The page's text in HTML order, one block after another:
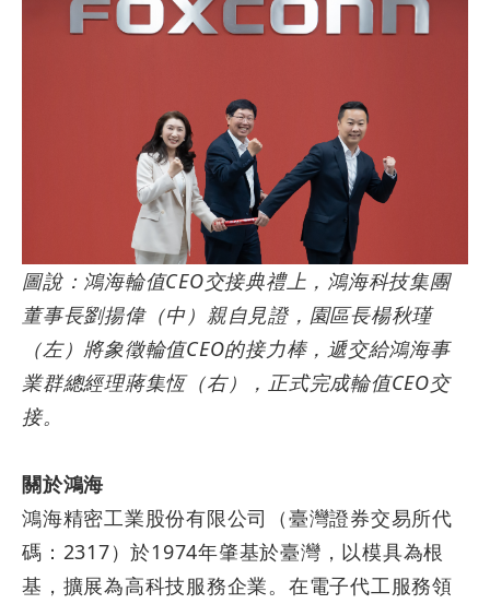
圖說：鴻海輪值CEO交接典禮上，鴻海科技集團
董事長劉揚偉（中）親自見證，園區長楊秋瑾
（左） 將象徵輪值CEO的接力棒，遞交給鴻海事
業群總經理蔣集恆（右），正式完成輪值CEO交
接。
關於鴻海
鴻海精密工業股份有限公司（臺灣證券交易所代
碼： 2317）於1974年肇基於臺灣，以模具為根
基，擴展為高科技服務企業。在電子代工服務領